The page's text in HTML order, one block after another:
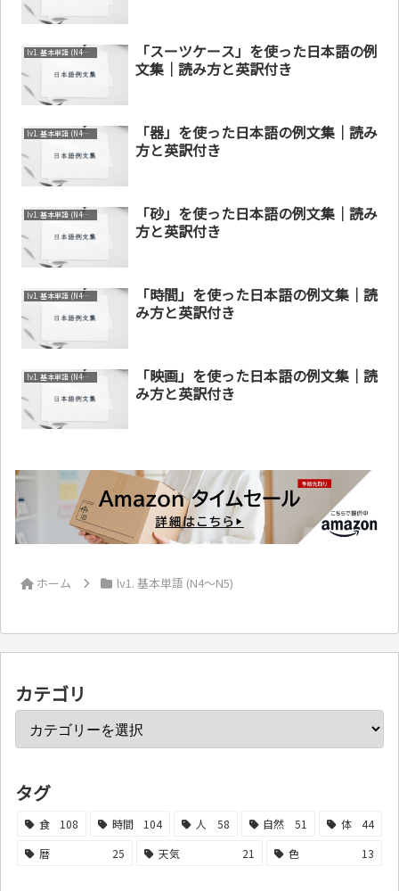
lv1. 基本単語 (N4～N5)
「スーツケース」を使った日本語の例
文集｜読み方と英訳付き
lv1. 基本単語 (N4～N5)
「器」を使った日本語の例文集｜読み
方と英訳付き
lv1. 基本単語 (N4～N5)
「砂」を使った日本語の例文集｜読み
方と英訳付き
lv1. 基本単語 (N4～N5)
「時間」を使った日本語の例文集｜読
み方と英訳付き
lv1. 基本単語 (N4～N5)
「映画」を使った日本語の例文集｜読
み方と英訳付き
ホーム lv1. 基本単語 (N4～N5)
カテゴリ
タグ
食 108 時間 104 人 58 自然 51 体
44
暦
25 天気 21 色 13